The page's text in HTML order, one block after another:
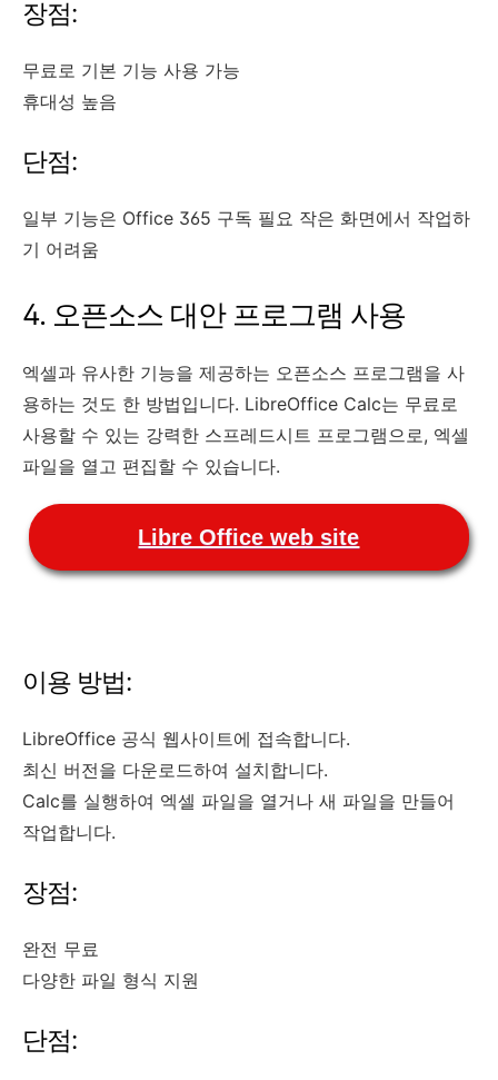
장점:
무료로 기본 기능 사용 가능
휴대성 높음
단점:
일부 기능은 Office 365 구독 필요 작은 화면에서 작업하
기 어려움
4. 오픈소스 대안 프로그램 사용
엑셀과 유사한 기능을 제공하는 오픈소스 프로그램을 사
용하는 것도 한 방법입니다. LibreOffice Calc는 무료로
사용할 수 있는 강력한 스프레드시트 프로그램으로, 엑셀
파일을 열고 편집할 수 있습니다.
Libre Office web site
이용 방법:
LibreOffice 공식 웹사이트에 접속합니다.
최신 버전을 다운로드하여 설치합니다.
Calc를 실행하여 엑셀 파일을 열거나 새 파일을 만들어
작업합니다.
장점:
완전 무료
다양한 파일 형식 지원
단점: